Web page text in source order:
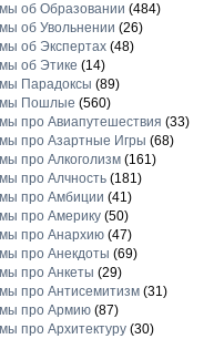
об Образовании (484)
об Увольнении (26)
об Экспертах(48)
об Этике (14)
Парадоксы (89)
Пошлые (560)
про Авиапутешествия (33)
про Азартные Игры (68)
про Алкоголизм(161)
про Алчность(181)
про Амбиции (41)
про Америку(50)
про Анархию(47)
про Анекдоты (69)
про Анкеты (29)
про Антисемитизм(31)
про Армию(87)
про Архитектуру(30)